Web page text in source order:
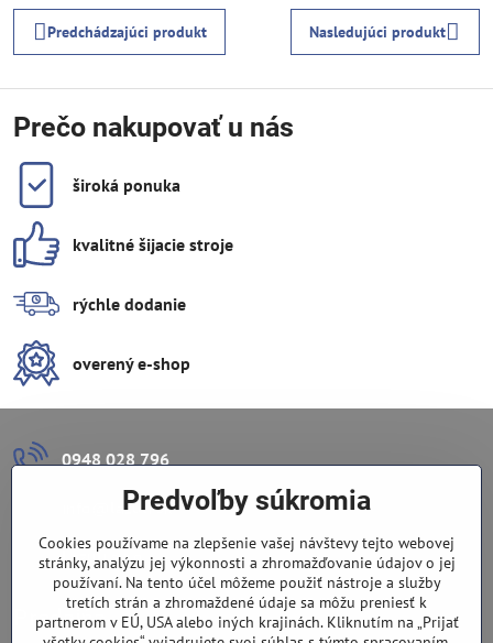
Predchádzajúci produkt Nasledujúci produkt
Prečo nakupovať u nás
široká ponuka
kvalitné šijacie stroje
rýchle dodanie
overený e-shop
0948 028 796
info​@lazuli​.sk
Lazuli s​.r​.o​.
Predajňa
Predvoľby súkromia
Cookies používame na zlepšenie vašej návštevy tejto webovej
stránky, analýzu jej výkonnosti a zhromažďovanie údajov o jej
používaní. Na tento účel môžeme použiť nástroje a služby
tretích strán a zhromaždené údaje sa môžu preniesť k
partnerom v EÚ, USA alebo iných krajinách. Kliknutím na „Prijať